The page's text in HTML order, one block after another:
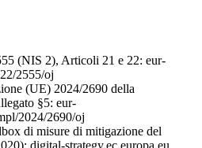
(NIS 2), Articoli 21 e 22: eur-
2555/oj
(UE) 2024/2690 della
§5: eur-
2024/2690/oj
di misure di mitigazione del
digital-strategy.ec.europa.eu